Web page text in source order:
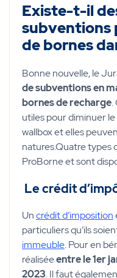
Existe-t-il
subventions
de bornes
Bonne nouvelle, le
de subventions en
bornes de recharge.
utiles pour diminuer
wallbox et elles
natures.Quatre types
ProBorne et sont
Le crédit
Uncrédit d’imposition
particuliers qu’ils
immeuble. Pour en
réaliséeentre le 1er
2023. Il faut